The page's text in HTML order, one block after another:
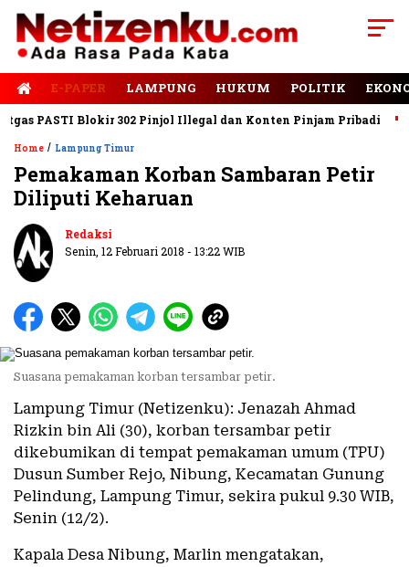
E-PAPER LAMPUNG HUKUM POLITIK
PASTI Blokir 302 Pinjol Illegal dan Konten Pinjam Pribadi
Home / Lampung Timur
Pemakaman Korban Sambaran Petir
Diliputi Keharuan
Redaksi
Senin, 12 Februari 2018 - 13:22 WIB
Suasana pemakaman korban tersambar petir.
Lampung Timur (Netizenku): Jenazah Ahmad
Rizkin bin Ali (30), korban tersambar petir
dikebumikan di tempat pemakaman umum (TPU)
Dusun Sumber Rejo, Nibung, Kecamatan Gunung
Pelindung, Lampung Timur, sekira pukul 9.30 WIB,
Senin (12/2).
Kapala Desa Nibung, Marlin mengatakan,